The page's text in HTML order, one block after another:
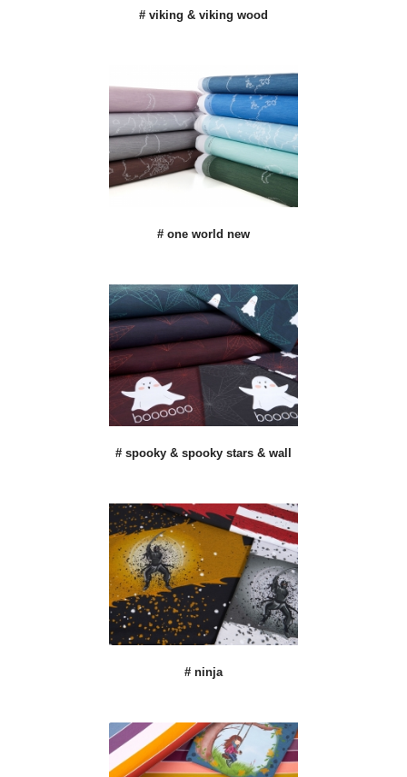
# viking & viking wood
# one world new
# spooky & spooky stars & wall
# ninja